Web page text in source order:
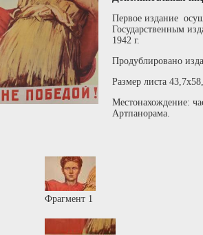
Первое издание
Государственным
1942 г.
Продублировано
Размер листа
Местонахождение:
Артпанорама.
Фрагмент 1